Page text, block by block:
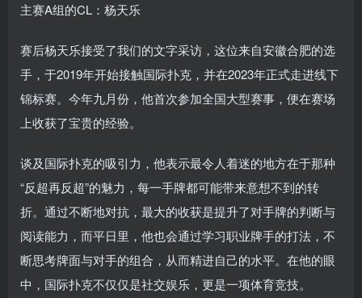
主赛A组的CL：杨天乐
赛后杨天乐接受了我们的文字采访，这位来自安徽合肥的选
手，于2019年开始接触国际扑克，并在2023年正式走进线下
锦标赛。今年九月份，他首次参加全国大型赛事，便在赛场
上收获了宝贵的经验。
谈及国际扑克的吸引力，他表示最令人着迷的地方在于那种
“反超再反超”的魅力，每一手牌都可能带来意想不到的转
折。通过不断地对抗，最大的收获是提升了对手牌的判断与
阅读能力，而平日里，他也会通过学习职业牌手的打法，不
断思考牌面与对手的组合，从而精进自己的水平。在他的眼
中，国际扑克不仅仅是社交娱乐，更是一项体育竞技。